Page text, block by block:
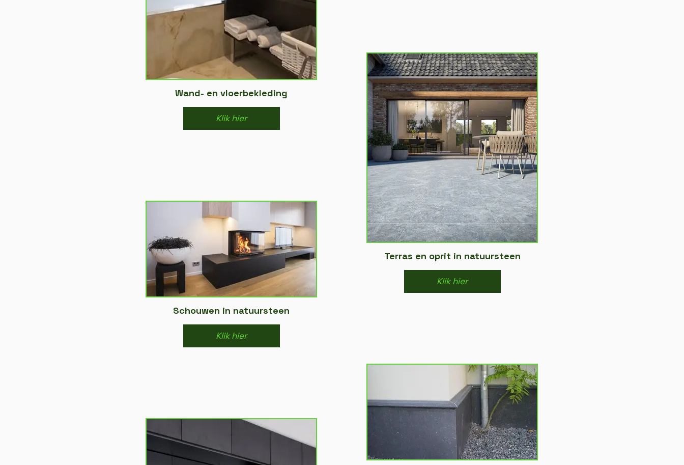
Wand- en vloerbekleding
Klik hier
Terras en oprit in natuursteen
Klik hier
Schouwen in natuursteen
Klik hier